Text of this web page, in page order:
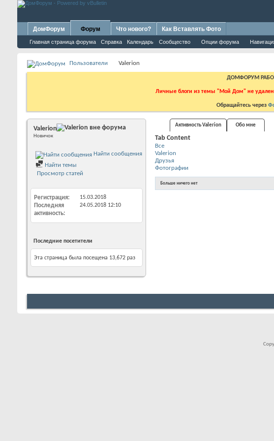
ДомФорум Форум
Главная страница форума Справка Календарь Сообщество Опции форума
Что нового? Как Вставлять Фото
Пользователи Valerion
ДОМФОРУМ
Личные блоги из темы "Мой Дом" не
Обращайтесь через
Valerion
Новичок
Найти сообщения
Найти темы
Просмотр статей
Регистрация 15.03.2018
Последняя
активность
24.05.2018 12:10
Последние посетители
Эта страница была посещена 13,672 раз
Активность Valerion Обо мне
Tab Content
Все
Valerion
Друзья
Фотографии
Больше ничего нет